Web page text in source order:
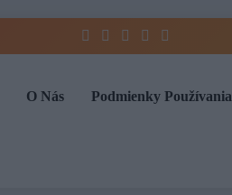
O Nás Podmienky Používania